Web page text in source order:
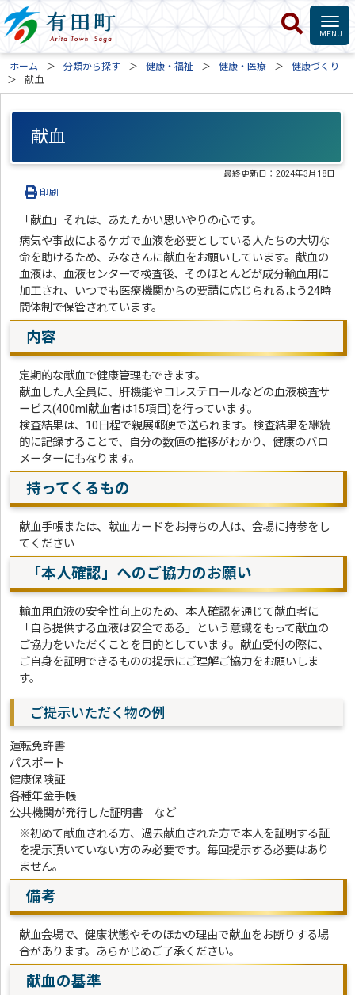
ホーム 分類から探す 健康・福祉 健康・医療
健康づくり
献血
献血
最終更新日：2024年3月18日
印刷
「献血」それは、あたたかい思いやりの心です。
病気や事故によるケガで血液を必要としている人たちの大切な
命を助けるため、みなさんに献血をお願いしています。献血の
血液は、血液センターで検査後、そのほとんどが成分輸血用に
加工され、いつでも医療機関からの要請に応じられるよう24時
間体制で保管されています。
内容
定期的な献血で健康管理もできます。
献血した人全員に、肝機能やコレステロールなどの血液検査サ
ービス(400ml献血者は15項目)を行っています。
検査結果は、10日程で親展郵便で送られます。検査結果を継続
的に記録することで、自分の数値の推移がわかり、健康のバロ
メーターにもなります。
持ってくるもの
献血手帳または、献血カードをお持ちの人は、会場に持参をし
てください
「本人確認」へのご協力のお願い
輸血用血液の安全性向上のため、本人確認を通じて献血者に
「自ら提供する血液は安全である」という意識をもって献血の
ご協力をいただくことを目的としています。献血受付の際に、
ご自身を証明できるものの提示にご理解ご協力をお願いしま
す。
ご提示いただく物の例
運転免許書
パスポート
健康保険証
各種年金手帳
公共機関が発行した証明書 など
※初めて献血される方、過去献血された方で本人を証明する証
を提示頂いていない方のみ必要です。毎回提示する必要はあり
ません。
備考
献血会場で、健康状態やそのほかの理由で献血をお断りする場
合があります。あらかじめご了承ください。
献血の基準